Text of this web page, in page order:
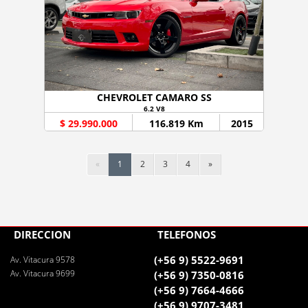
CHEVROLET CAMARO SS
6.2 V8
$ 29.990.000 116.819 Km 2015
« 1 2 3 4 »
DIRECCIÓN
Av. Vitacura 9578
Av. Vitacura 9699
TELÉFONOS
(+56 9) 5522-9691
(+56 9) 7350-0816
(+56 9) 7664-4666
(+56 9) 9707-3481